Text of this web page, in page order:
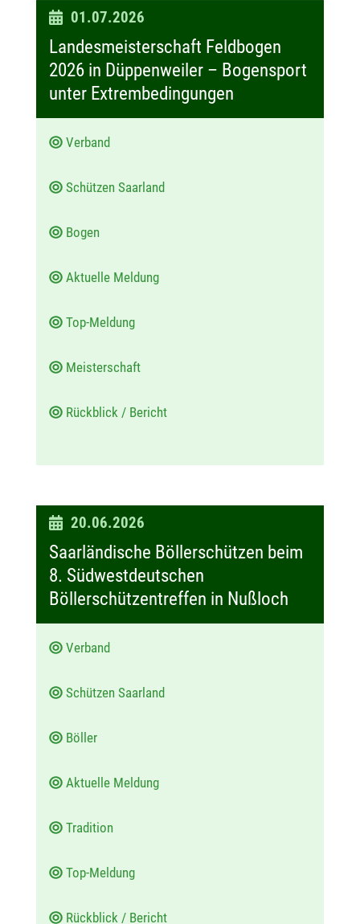
D
a
t
u
01.07.2026
Landesmeisterschaft Feldbogen
2026 in Düppenweiler – Bogensport
unter Extrembedingungen
Verband
Schützen Saarland
Bogen
Aktuelle Meldung
Top-Meldung
Meisterschaft
Rückblick / Bericht
D
a
t
u
20.06.2026
Saarländische Böllerschützen beim
8. Südwestdeutschen
Böllerschützentreffen in Nußloch
Verband
Schützen Saarland
Böller
Aktuelle Meldung
Tradition
Top-Meldung
Rückblick / Bericht